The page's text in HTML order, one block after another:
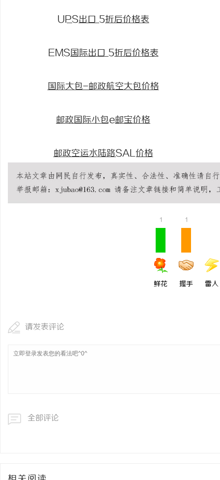
UPS出口 5折后价格表
EMS国际出口 5折后价格表
国际大包-邮政航空大包价格
邮政国际小包e邮宝价格
邮政空运水陆路SAL价格
1
鲜花
1
握手 雷人
请发表评论
全部评论